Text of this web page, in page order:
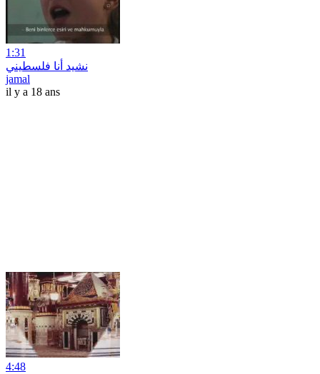
1:31
نشيد أنا فلسطيني
jamal
il y a 18 ans
4:48